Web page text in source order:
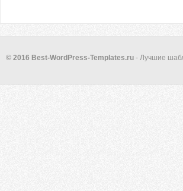
© 2016 Best-WordPress-Templates.ru - Лучшие